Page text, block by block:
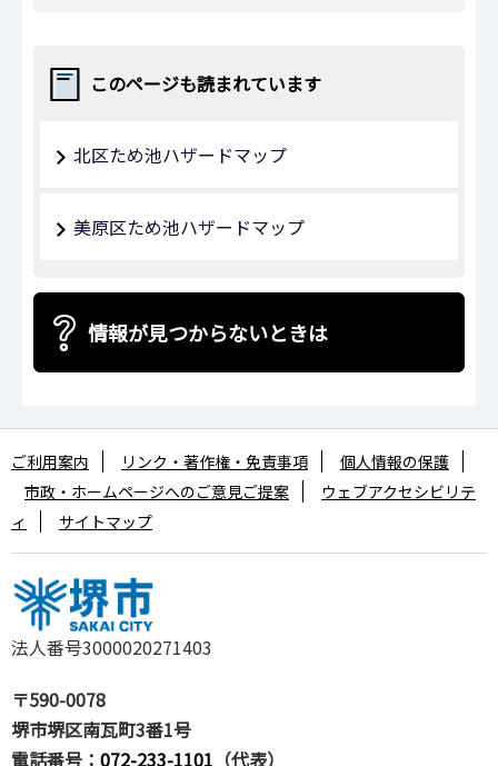
このページも読まれています
北区ため池ハザードマップ
美原区ため池ハザードマップ
情報が見つからないときは
法人番号3000020271403
〒590-0078
堺市堺区南瓦町3番1号
電話番号： 072-233-1101 （代表）
ご利用案内 リンク・著作権・免責事項
個人情報の保護
市政・ホームページへのご意見ご提案
ウェブアクセシビリテ
ィ
サイトマップ